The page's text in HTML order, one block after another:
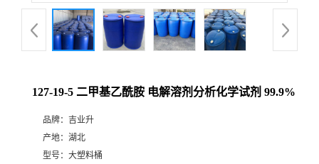
127-19-5 二甲基乙酰胺 电解溶剂分析化学试剂 99.9%
品牌： 吉业升
产地： 湖北
型号： 大塑料桶